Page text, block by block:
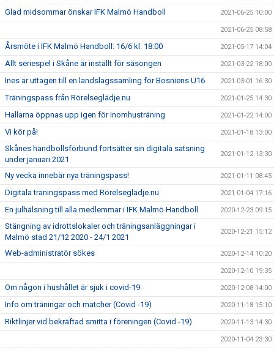
Glad midsommar önskar IFK Malmö Handboll 2021-06-25 10:00
2021-06-25 08:58
Årsmöte i IFK Malmö Handboll: 16/6 kl. 18:00 2021-05-17 14:04
Allt seriespel i Skåne är inställt för säsongen 2021-03-22 18:00
Ines är uttagen till en landslagssamling för Bosniens U16 2021-03-01 16:30
Träningspass från Rörelseglädje.nu 2021-01-25 14:30
Hallarna öppnas upp igen för inomhusträning 2021-01-22 14:00
Vi kör på! 2021-01-18 13:00
Skånes handbollsförbund fortsätter sin digitala satsning
under januari 2021
2021-01-12 13:30
Ny vecka innebär nya träningspass! 2021-01-11 08:45
Digitala träningspass med Rörelseglädje.nu 2021-01-04 17:16
En julhälsning till alla medlemmar i IFK Malmö Handboll 2020-12-23 09:15
Stängning av idrottslokaler och träningsanläggningar i
Malmö stad 21/12 2020 - 24/1 2021
2020-12-21 15:12
Web-administratör sökes 2020-12-14 10:20
2020-12-10 19:35
Om någon i hushållet är sjuk i covid-19 2020-12-08 14:00
Info om träningar och matcher (Covid -19) 2020-11-18 15:10
Riktlinjer vid bekräftad smitta i föreningen (Covid -19) 2020-11-13 14:30
2020-11-04 23:30